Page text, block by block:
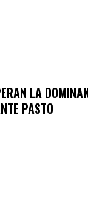
LA
PASTO